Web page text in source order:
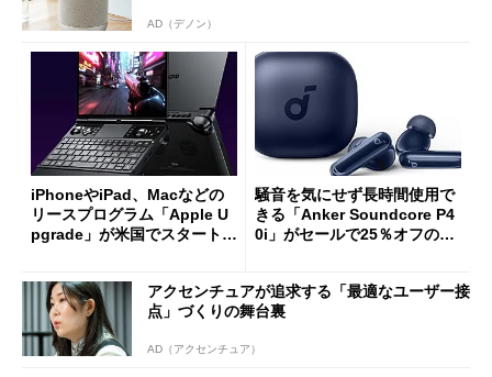
AD（デノン）
iPhoneやiPad、Macなどの
リースプログラム「Apple U
pgrade」が米国でスタート／
ut」が明...
騒音を気にせず長時間使用で
きる「Anker Soundcore P4
0i」がセールで25％オフの59
アクセンチュアが追求する「最適なユーザー接
点」づくりの舞台裏
AD（アクセンチュア）